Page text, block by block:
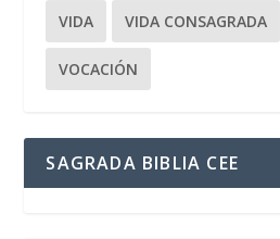
VIDA VIDA CONSAGRADA
VOCACIÓN
SAGRADA BIBLIA CEE